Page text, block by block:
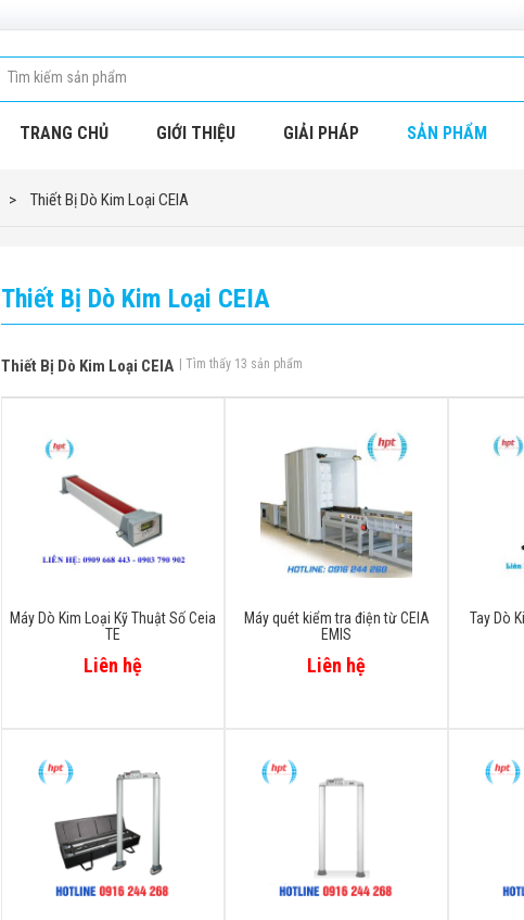
TRANG CHỦ GIỚI THIỆU GIẢI PHÁP SẢN PHẨM
> Thiết Bị Dò Kim Loại CEIA
Thiết Bị Dò Kim Loại CEIA
Thiết Bị Dò Kim Loại CEIA | Tìm thấy 13 sản phẩm
Máy Dò Kim Loại Kỹ Thuật Số Ceia
TE
Liên hệ
Máy quét kiểm tra điện từ CEIA
EMIS
Liên hệ
Tay Dò